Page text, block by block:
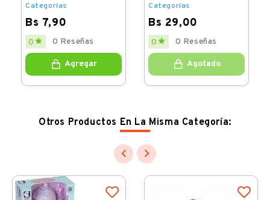
Categorías
Bs 7,90
Price
0  0 Reseñas
Agregar
Categorías
Bs 29,00
Price
0  0 Reseñas
Agotado
Otros Productos En La Misma Categoría:
 